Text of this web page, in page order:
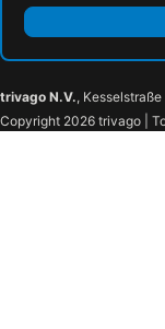
trivago N.V.,
Copyright 2026 trivago |